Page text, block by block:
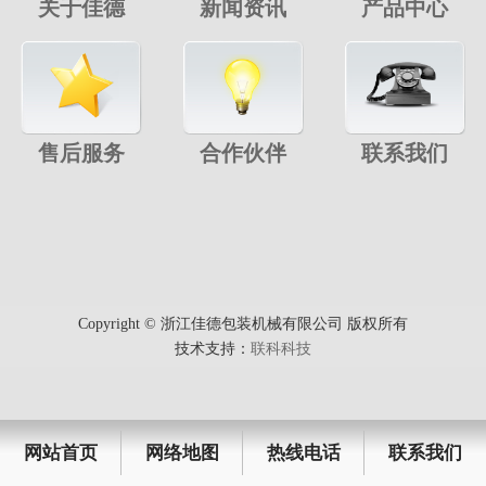
关于佳德 新闻资讯 产品中心
售后服务 合作伙伴 联系我们
网站首页 网络地图 热线电话 联系我们
Copyright © 浙江佳德包装机械有限公司 版权所有
技术支持： 联科科技